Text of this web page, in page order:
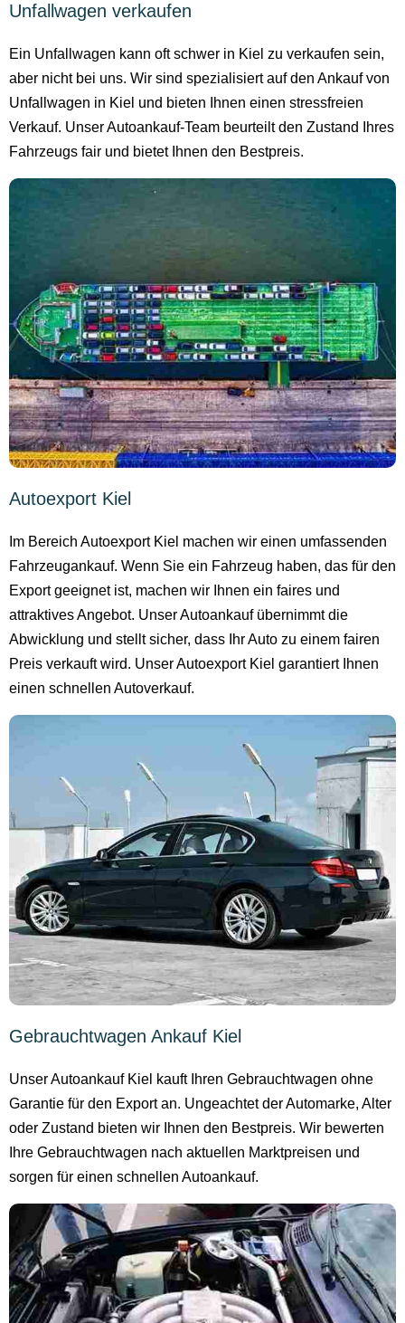
Unfallwagen verkaufen
Ein Unfallwagen kann oft schwer in Kiel zu verkaufen sein,
aber nicht bei uns. Wir sind spezialisiert auf den Ankauf von
Unfallwagen in Kiel und bieten Ihnen einen stressfreien
Verkauf. Unser Autoankauf-Team beurteilt den Zustand Ihres
Fahrzeugs fair und bietet Ihnen den Bestpreis.
Autoexport Kiel
Im Bereich Autoexport Kiel machen wir einen umfassenden
Fahrzeugankauf. Wenn Sie ein Fahrzeug haben, das für den
Export geeignet ist, machen wir Ihnen ein faires und
attraktives Angebot. Unser Autoankauf übernimmt die
Abwicklung und stellt sicher, dass Ihr Auto zu einem fairen
Preis verkauft wird. Unser Autoexport Kiel garantiert Ihnen
einen schnellen Autoverkauf.
Gebrauchtwagen Ankauf Kiel
Unser Autoankauf Kiel kauft Ihren Gebrauchtwagen ohne
Garantie für den Export an. Ungeachtet der Automarke, Alter
oder Zustand bieten wir Ihnen den Bestpreis. Wir bewerten
Ihre Gebrauchtwagen nach aktuellen Marktpreisen und
sorgen für einen schnellen Autoankauf.